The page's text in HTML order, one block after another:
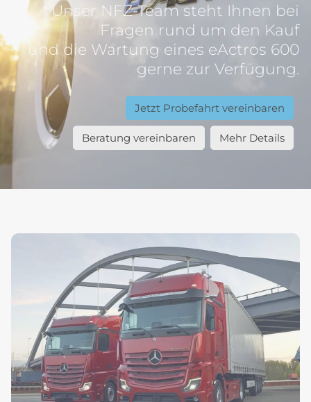
Unser NFZ-Team steht Ihnen bei
Fragen rund um den Kauf
und die Wartung eines eActros 600
gerne zur Verfügung.
Jetzt Probefahrt vereinbaren
Beratung vereinbaren Mehr Details